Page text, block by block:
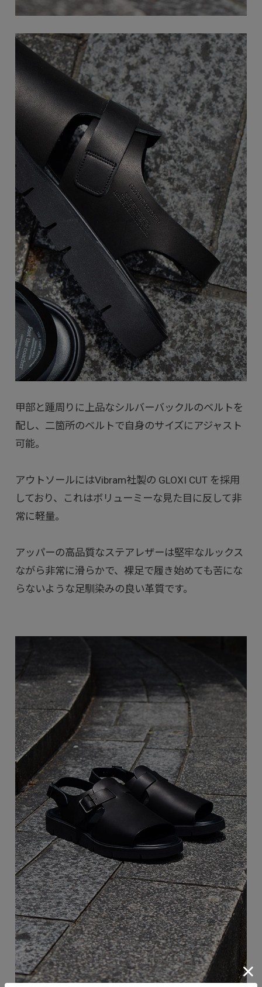
甲部と踵周りに上品なシルバーバックルのベルトを
配し、二箇所のベルトで自身のサイズにアジャスト
可能。
アウトソールにはVibram社製の GLOXI CUT を採用
しており、これはボリューミーな見た目に反して非
常に軽量。
アッパーの高品質なステアレザーは堅牢なルックス
ながら非常に滑らかで、裸足で履き始めても苦にな
らないような足馴染みの良い革質です。